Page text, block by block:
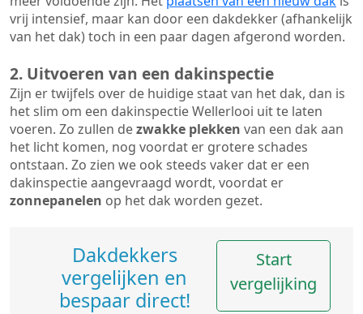
vrij intensief, maar kan door een dakdekker (afhankelijk
van het dak) toch in een paar dagen afgerond worden.
2. Uitvoeren van een dakinspectie
Zijn er twijfels over de huidige staat van het dak, dan is
het slim om een dakinspectie Wellerlooi uit te laten
voeren. Zo zullen dezwakke plekken van een dak aan
het licht komen, nog voordat er grotere schades
ontstaan. Zo zien we ook steeds vaker dat er een
dakinspectie aangevraagd wordt, voordat er
zonnepanelen op het dak worden gezet.
Dakdekkers
vergelijken en
bespaar direct!
Start
vergelijking